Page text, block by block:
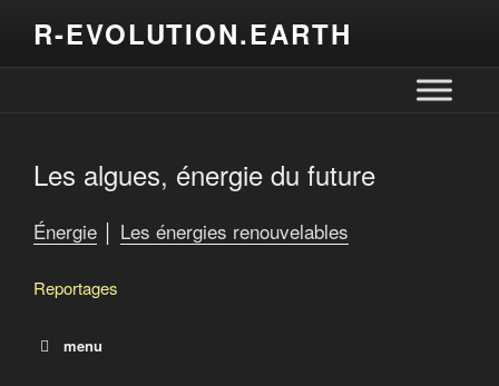
R-EVOLUTION.EARTH
Les algues, énergie du future
Énergie │ Les énergies renouvelables
Reportages
menu